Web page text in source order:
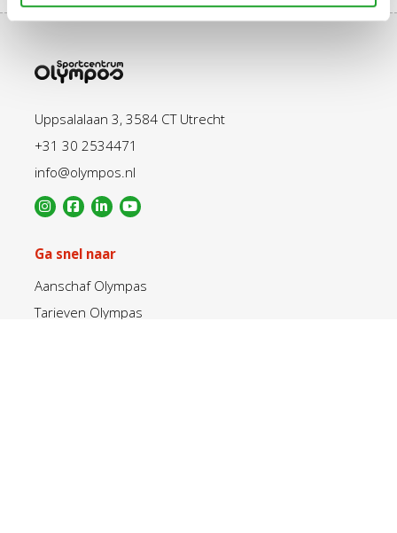
Uppsalalaan 3, 3584 CT Utrecht
+31 30 2534471
info@olympos.nl
Ga snel naar
Aanschaf Olympas
Tarieven Olympas